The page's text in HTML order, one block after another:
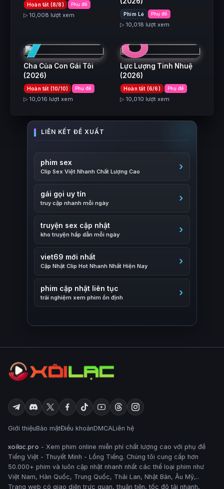
Hoàn tất (8/8) Phụ đề
▷ 10,008 lượt xem Phim Lẻ Phụ đề
▷ 10,018 lượt xem
7
Cha Của Con Gái Tôi
(2026)
Hoàn tất (10/10) Phụ đề
▷ 10,016 lượt xem
8
Lực Lượng Tinh Nhuệ
(2026)
Hoàn tất (6/6) Phụ đề
▷ 10,010 lượt xem
phim sex
Clip Sex Việt Nhanh Chất Lượng Cao
gái gọi uy tín
truy cập nhanh mỗi ngày
truyện sex cập nhật
kho truyện hấp dẫn mỗi ngày
viet69 mới nhất
Cập Nhật Clip Hot Nhanh Nhất Hiện Nay
phim cập nhật liên tục
trải nghiệm xem phim ổn định
Giới thiệuBảo mậtĐiều khoảnDMCALiên hệ
xoilac.pro - Xem phim online miễn phí chất lượng cao với phụ đề
Tiếng Việt - Thuyết Minh - Lồng Tiếng. Chúng tôi cung cấp hơn
50.000+ phim và luôn cập nhật nhanh nhất các thể loại phim như
Việt Nam, Hàn Quốc, Trung Quốc, Thái Lan, Nhật Bản, Âu Mỹ,..
Trang web có giao diện trực quan, thuận tiện, tốc độ tải nhanh,